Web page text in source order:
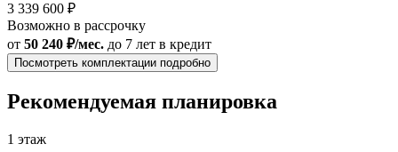
3 339 600 ₽
Возможно в рассрочку
от 50 240 ₽/мес. до 7 лет в кредит
Посмотреть комплектации подробно
Рекомендуемая планировка
1 этаж